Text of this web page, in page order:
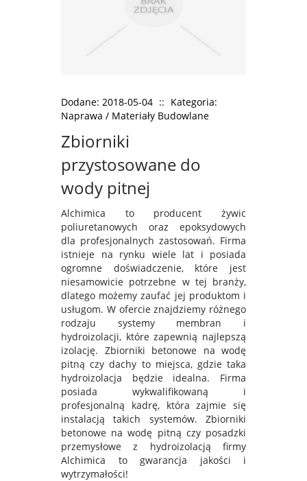
Dodane: 2018-05-04 :: Kategoria:
Naprawa / Materiały Budowlane
Zbiorniki
przystosowane do
wody pitnej
Alchimica to producent żywic
poliuretanowych oraz epoksydowych
dla profesjonalnych zastosowań. Firma
istnieje na rynku wiele lat i posiada
ogromne doświadczenie, które jest
niesamowicie potrzebne w tej branży,
dlatego możemy zaufać jej produktom i
usługom. W ofercie znajdziemy różnego
rodzaju systemy membran i
hydroizolacji, które zapewnią najlepszą
izolację. Zbiorniki betonowe na wodę
pitną czy dachy to miejsca, gdzie taka
hydroizolacja będzie idealna. Firma
posiada wykwalifikowaną i
profesjonalną kadrę, która zajmie się
instalacją takich systemów. Zbiorniki
betonowe na wodę pitną czy posadzki
przemysłowe z hydroizolacją firmy
Alchimica to gwarancja jakości i
wytrzymałości!